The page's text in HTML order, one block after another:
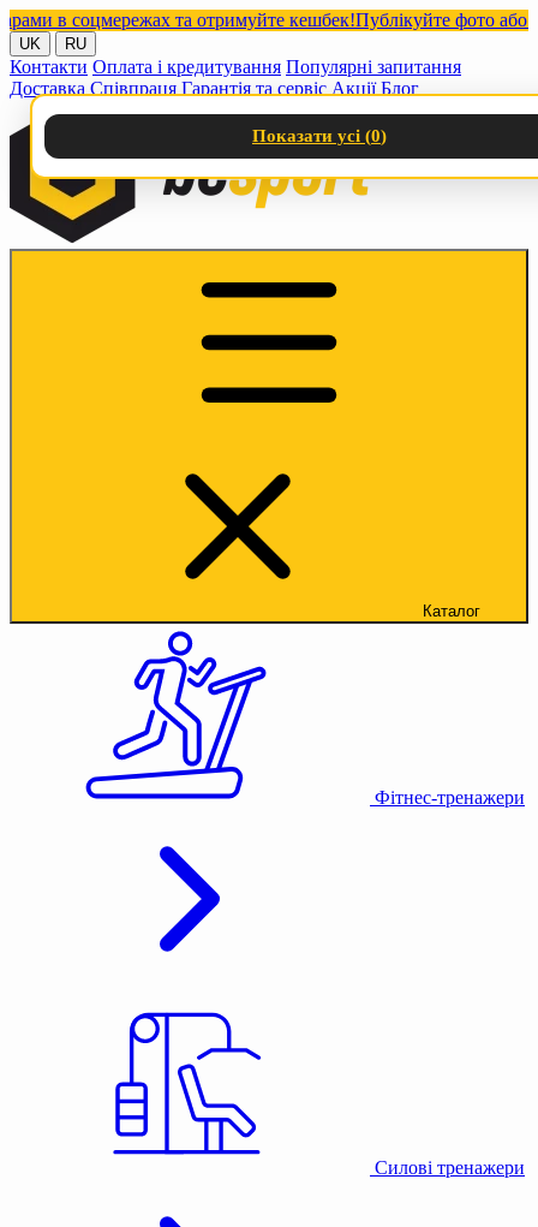
в соцмережах та отримуйте кешбек!Публікуйте фото або
UK RU
Контакти Оплата і кредитування Популярні запитання
Доставка Співпраця Гарантія та сервіс Акції Блог
Каталог
Фітнес-тренажери
Силові тренажери
Показати усі (0)